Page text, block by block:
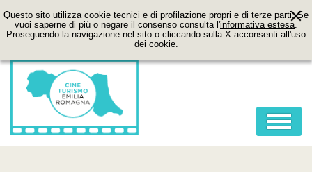
Questo sito utilizza cookie tecnici e di profilazione propri e di terze parti. Se
vuoi saperne di più o negare il consenso consulta l'informativa estesa.
Proseguendo la navigazione nel sito o cliccando sulla X acconsenti all'uso
dei cookie.